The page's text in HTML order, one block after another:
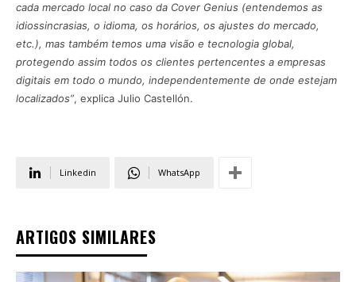
cada mercado local no caso da Cover Genius (entendemos as
idiossincrasias, o idioma, os horários, os ajustes do mercado,
etc.), mas também temos uma visão e tecnologia global,
protegendo assim todos os clientes pertencentes a empresas
digitais em todo o mundo, independentemente de onde estejam
localizados”, explica Julio Castellón.
Linkedin WhatsApp
ARTIGOS SIMILARES